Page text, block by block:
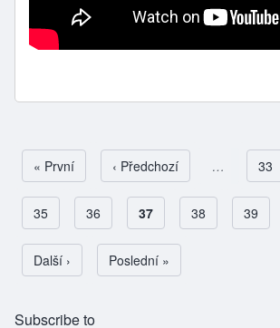
Pagination
First page
« První Předchozí stránka
‹ Předchozí … Page
33
Page
35 Page
36 Aktuální stránka
37 Page
38 Page
39
Následující stránka
Další › Poslední stránka
Poslední »
Subscribe to